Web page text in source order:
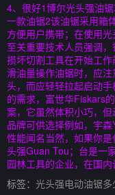
4、很好1博尔光头强油
一款油锯2该油锯采用箱
方便用户携带；在使用
至关重要技术人员强调
损坏切割工具在开始工
滑油量操作油锯时，应
头，而应轻轻拉起启动
的需求，富世华Fiskars
案，它虽然体积小巧，
品牌可供选择例如，宇
性能闻名当然，如果你
头强Guan Tou；台是一
园林工具的企业，在国内
标签： 光头强电动油锯